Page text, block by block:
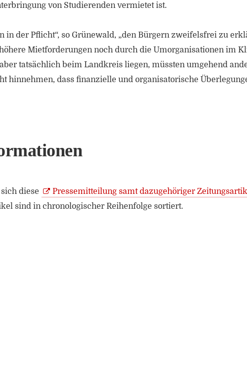
von Studierenden vermietet ist.
der Pflicht“, so Grünewald, „den Bürgern zweifelsfrei zu
Mietforderungen noch durch die Umorganisationen im
tatsächlich beim Landkreis liegen, müssten umgehend
hinnehmen, dass finanzielle und organisatorische
diese Pressemitteilung samt dazugehöriger
sind in chronologischer Reihenfolge sortiert.